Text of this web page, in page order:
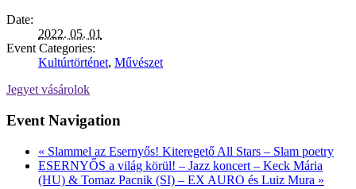
Date:
2022. 05. 01
Event Categories:
Kultúrtörténet, Művészet
Jegyet vásárolok
Event Navigation
« Slammel az Esernyős! Kiteregető All Stars – Slam poetry
ESERNYŐS a világ körül! – Jazz koncert – Keck Mária
(HU) & Tomaz Pacnik (SI) – EX AURO és Luiz Mura »